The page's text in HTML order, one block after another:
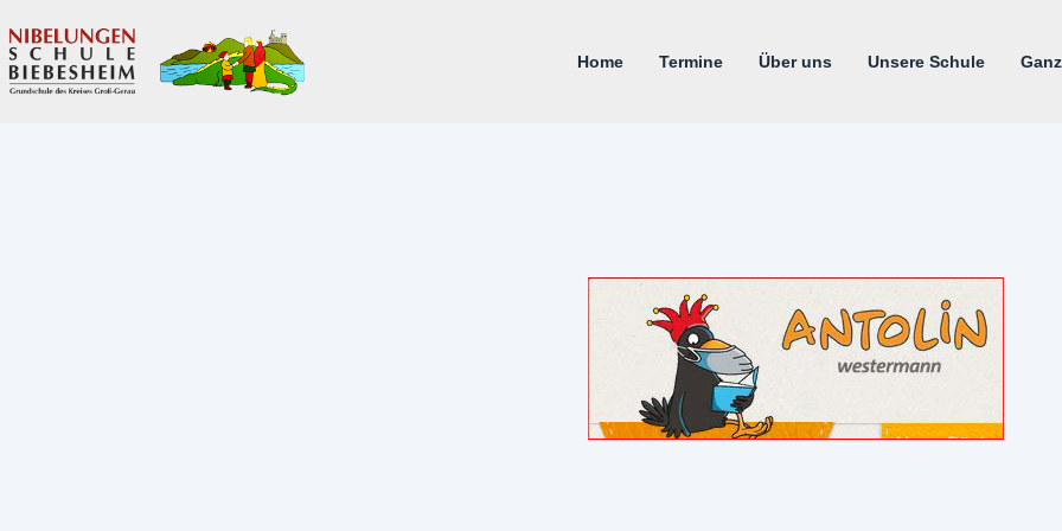
Home Termine Über uns Unsere Schule